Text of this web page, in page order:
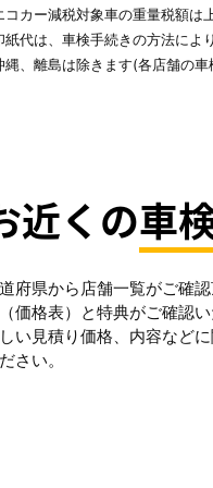
コカー減税対象車の重量税額は
紙代は、車検手続きの方法によ
縄、離島は除きます(各店舗の
近くの車
府県から店舗一覧がご確
価格表）と特典がご確認い
い見積り価格、内容など
さい。